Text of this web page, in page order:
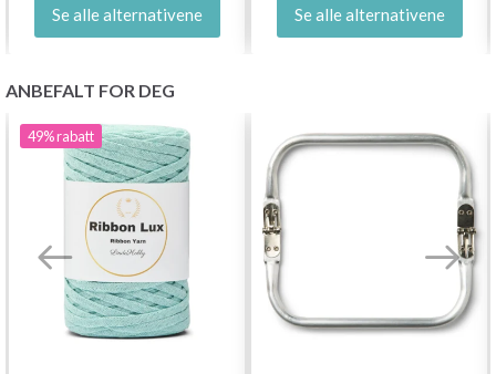
Se alle alternativene Se alle alternativene
ANBEFALT FOR DEG
49%rabatt